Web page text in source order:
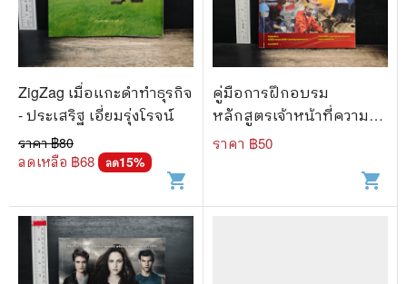
ZigZag เมื่อแกะดำทำธุรกิจ
- ประเสริฐ เอี่ยมรุ่งโรจน์
ราคา ฿80
ลดเหลือ ฿68 ลด15%
shopping_cart
คู่มือการฝึกอบรม
หลักสูตรเจ้าหน้าที่ความ
ปลอดภัยในการทำงาน
ราคา ฿50
shopping_cart